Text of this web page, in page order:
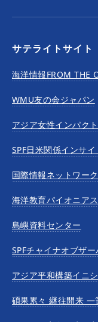
サテライトサイト
海洋情報FROM THE
WMU友の会ジャパン
アジア女性インパク
SPF日米関係インサイ
国際情報ネットワー
海洋教育パイオニア
島嶼資料センター
SPFチャイナオブザー
アジア平和構築イニ
碩果累々 継往開来